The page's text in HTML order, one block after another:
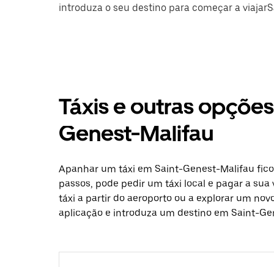
introduza o seu destino para começar a
Táxis e outras
Genest-Malifau
Apanhar um táxi em Saint-Genest-Malifau
passos, pode pedir um táxi local e pagar a
táxi a partir do aeroporto ou a explorar um
aplicação e introduza um destino em Saint-